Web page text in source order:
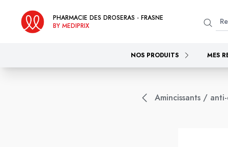
PHARMACIE DES DROSERAS - FRASNE
BY MEDIPRIX
NOS PRODUITS MES
Amincissants /